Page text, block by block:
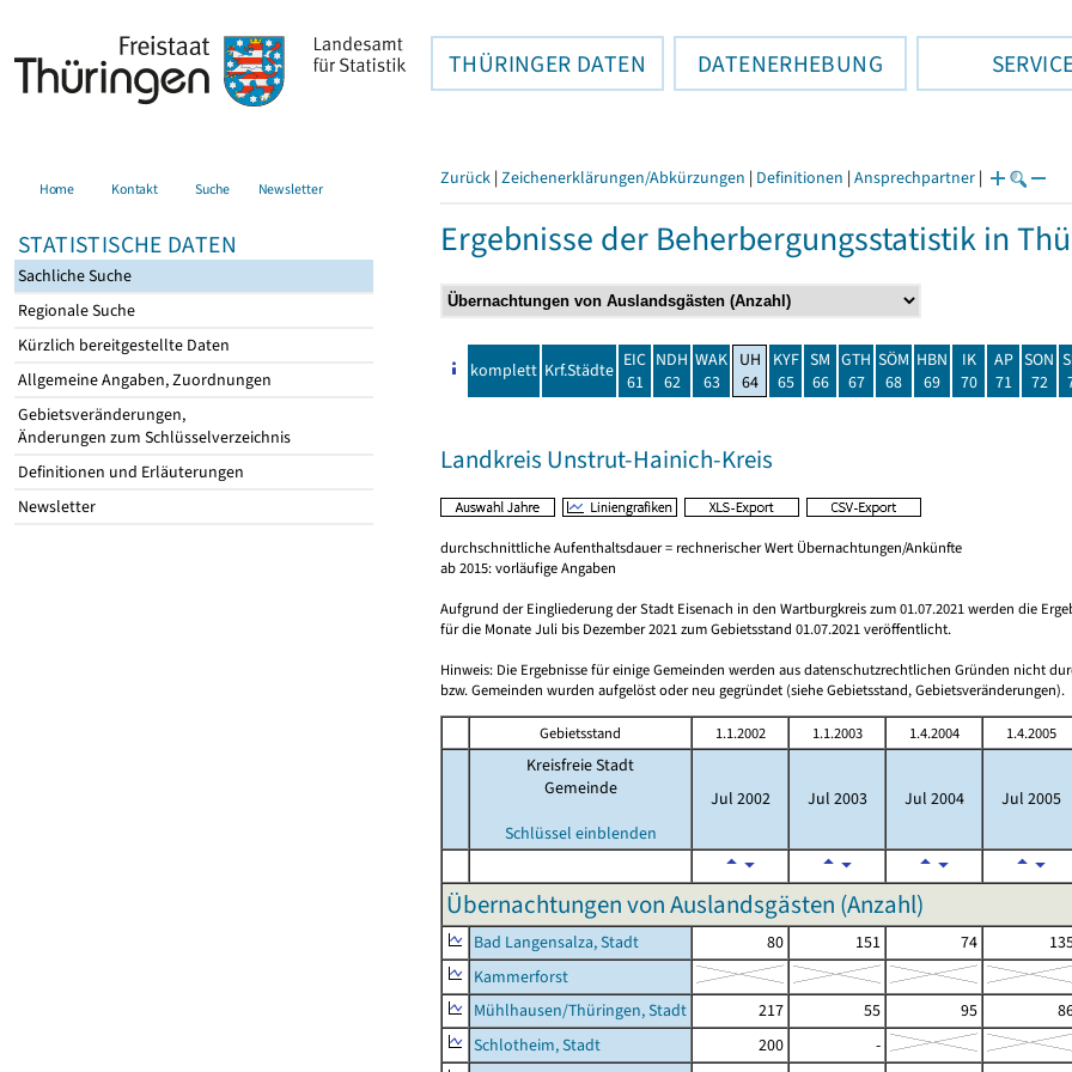
THÜRINGER DATEN DATENERHEBUNG
Home Kontakt Suche Newsletter
STATISTISCHE DATEN
Sachliche Suche
Regionale Suche
Kürzlich bereitgestellte Daten
Allgemeine Angaben, Zuordnungen
Gebietsveränderungen,
Änderungen zum Schlüsselverzeichnis
Definitionen und Erläuterungen
Newsletter
Zurück | Zeichenerklärungen/Abkürzungen | Definitionen | Ansprechpartner |
Ergebnisse der Beherbergungsstatistik in
komplett Krf.Städte EIC
61
NDH
62
WAK
63
UH
64
KYF
65
SM
66
GTH
67
SÖM
68
HBN
69
IK
70
AP
71
SON
72
Landkreis Unstrut-Hainich-Kreis
durchschnittliche Aufenthaltsdauer = rechnerischer Wert Übernachtungen/Ankünfte
ab 2015: vorläufige Angaben
Aufgrund der Eingliederung der Stadt Eisenach in den Wartburgkreis zum 01.07.2021 werden die
für die Monate Juli bis Dezember 2021 zum Gebietsstand 01.07.2021 veröffentlicht.
Hinweis: Die Ergebnisse für einige Gemeinden werden aus datenschutzrechtlichen Gründen nicht
bzw. Gemeinden wurden aufgelöst oder neu gegründet (siehe Gebietsstand, Gebietsveränderungen).
Gebietsstand 1.1.2002 1.1.2003 1.4.2004 1.4.2005
Kreisfreie Stadt
Gemeinde
Schlüssel einblenden
Jul 2002 Jul 2003 Jul 2004 Jul 2005
Übernachtungen von Auslandsgästen (Anzahl)
Bad Langensalza, Stadt 80 151 74
Kammerforst
Mühlhausen/Thüringen, Stadt
217 55 95
Schlotheim, Stadt
200
-